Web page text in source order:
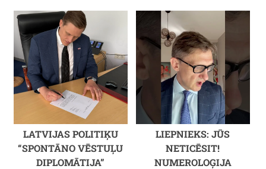
LATVIJAS POLITIĶU
“SPONTĀNO VĒSTUĻU
DIPLOMĀTIJA”
LIEPNIEKS: JŪS
NETICĒSIT!
NUMEROLOĢIJA